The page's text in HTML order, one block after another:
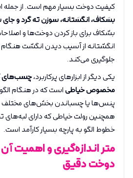
کیفیت دوخت بسیار مهم است. از جمله
بشکاف، انگشتانه، سوزن ته گرد و
بشکاف برای باز کردن دوخت‌ها و
انگشتانه از آسیب دیدن انگشت
جلوگیری می‌کند.
یکی دیگر از ابزارهای پرکاربرد،چسب‌های
مخصوص خیاطیاست که در هنگام
پنس‌ها یا چسباندن بخش‌های مختلف
همچنین رولت خیاطی که دارای لبه‌های
خطوط الگو به پارچه بسیار کارآمد است.
متر اندازه‌گیری و اهمیت
دوخت دقیق